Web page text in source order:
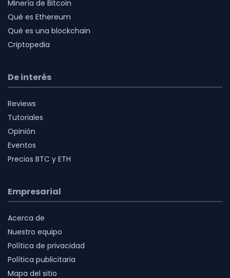
Minería de Bitcoin
Qué es Ethereum
Qué es una blockchain
Criptopedia
De interés
Reviews
Tutoriales
Opinión
Eventos
Precios BTC y ETH
Empresarial
Acerca de
Nuestro equipo
Política de privacidad
Política publicitaria
Mapa del sitio